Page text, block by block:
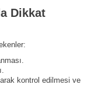
Dikkat
kontrol edilmesi ve